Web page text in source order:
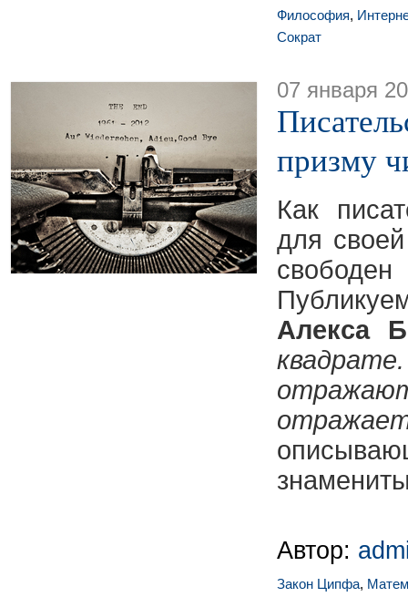
Философия,
Сократ
07 января
призму
Как
для
Алекса
Автор:
Закон Ципфа,